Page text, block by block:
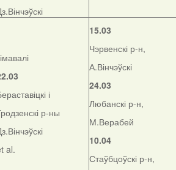
і
р-ны
al.
15.03
Чэрвенскі р-н,
А.Вінчэўскі
24.03
Любанскі р-н,
М.Верабей
10.04
Стаўбцоўскі р-н,